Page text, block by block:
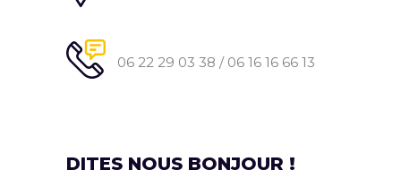
06 22 29 03 38 / 06 16 16 66 13
DITES NOUS BONJOUR !